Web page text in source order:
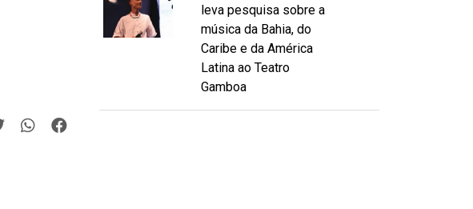
leva pesquisa sobre a
música da Bahia, do
Caribe e da América
Latina ao Teatro
Gamboa